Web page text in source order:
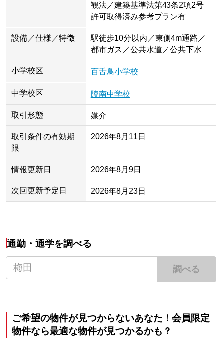
観法／建築基準法第43条2項2号
許可取得済み参考プラン有
設備／仕様／特徴
駅徒歩10分以内／東側4m通路／
都市ガス／公共水道／公共下水
小学校区 百舌鳥小学校
中学校区 陵南中学校
取引形態 媒介
取引条件の有効期
限
2026年8月11日
情報更新日 2026年8月9日
次回更新予定日 2026年8月23日
通勤・通学を調べる
調べる
ご希望の物件が見つからないあなた！会員限定
物件なら最適な物件が見つかるかも？